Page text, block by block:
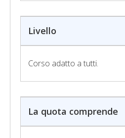
Livello
Corso adatto a tutti.
La quota comprende